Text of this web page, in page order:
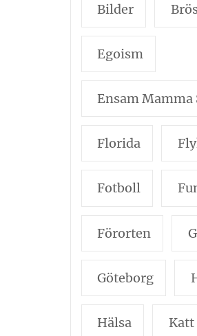
Bilder
Egoism
Ensam Mamma
Florida
Fotboll
Förorten
Göteborg
Hälsa Katt